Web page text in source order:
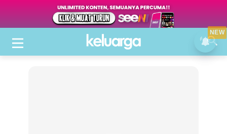
NEW